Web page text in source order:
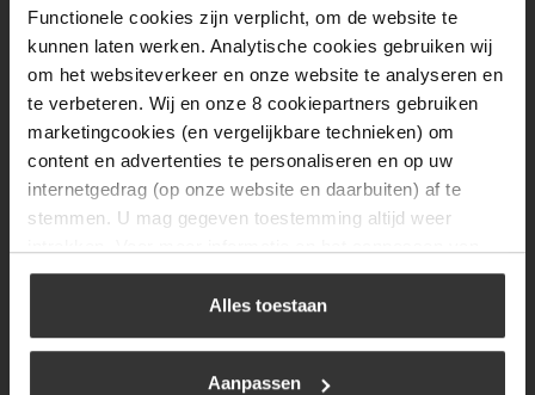
Functionele cookies zijn verplicht, om de website te
kunnen laten werken. Analytische cookies gebruiken wij
om het websiteverkeer en onze website te analyseren en
te verbeteren. Wij en onze 8 cookiepartners gebruiken
marketingcookies (en vergelijkbare technieken) om
content en advertenties te personaliseren en op uw
internetgedrag (op onze website en daarbuiten) af te
stemmen. U mag gegeven toestemming altijd weer
uw keuze op onze website verwijzen wij u naar ons
Alles toestaan
Aanpassen
Vrijdag
08:00 tot 17:00
Zaterdag
09:30 tot 12:00
Zondag
Gesloten
Navigatie
BBQ
Brandstoffen
Verwarming